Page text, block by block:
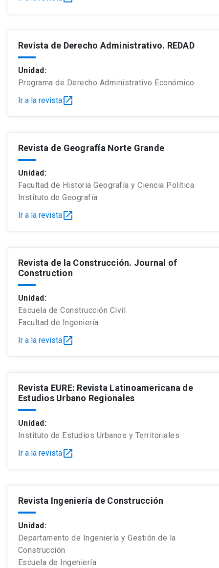
Revista de Derecho Administrativo. REDAD
Unidad:
Programa de Derecho Administrativo Económico
Ir a la revistaopen_in_new
Revista de Geografía Norte Grande
Unidad:
Facultad de Historia Geografía y Ciencia Política
Instituto de Geografía
Ir a la revistaopen_in_new
Revista de la Construcción. Journal of
Construction
Unidad:
Escuela de Construcción Civil
Facultad de Ingeniería
Ir a la revistaopen_in_new
Revista EURE: Revista Latinoamericana de
Estudios Urbano Regionales
Unidad:
Instituto de Estudios Urbanos y Territoriales
Ir a la revistaopen_in_new
Revista Ingeniería de Construcción
Unidad:
Departamento de Ingeniería y Gestión de la
Construcción
Escuela de Ingeniería